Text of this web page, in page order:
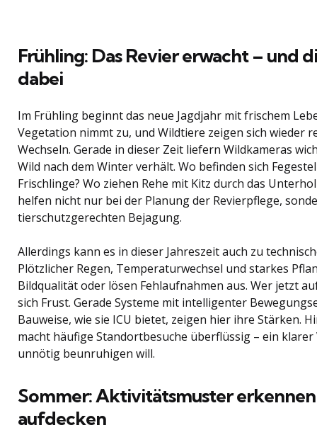
Frühling: Das Revier erwacht – und
dabei
Im Frühling beginnt das neue Jagdjahr mit frischem
Vegetation nimmt zu, und Wildtiere zeigen sich wieder
Wechseln. Gerade in dieser Zeit liefern Wildkameras
Wild nach dem Winter verhält. Wo befinden sich
Frischlinge? Wo ziehen Rehe mit Kitz durch das
helfen nicht nur bei der Planung der Revierpflege,
tierschutzgerechten Bejagung.
Allerdings kann es in dieser Jahreszeit auch zu
Plötzlicher Regen, Temperaturwechsel und starkes
Bildqualität oder lösen Fehlaufnahmen aus. Wer jetzt
sich Frust. Gerade Systeme mit intelligenter
Bauweise, wie sie ICU bietet, zeigen hier ihre Stärken.
macht häufige Standortbesuche überflüssig – ein
unnötig beunruhigen will.
Sommer: Aktivitätsmuster
aufdecken